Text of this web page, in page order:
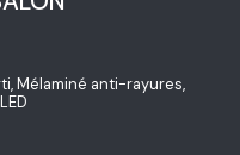
Mélaminé anti-rayures,